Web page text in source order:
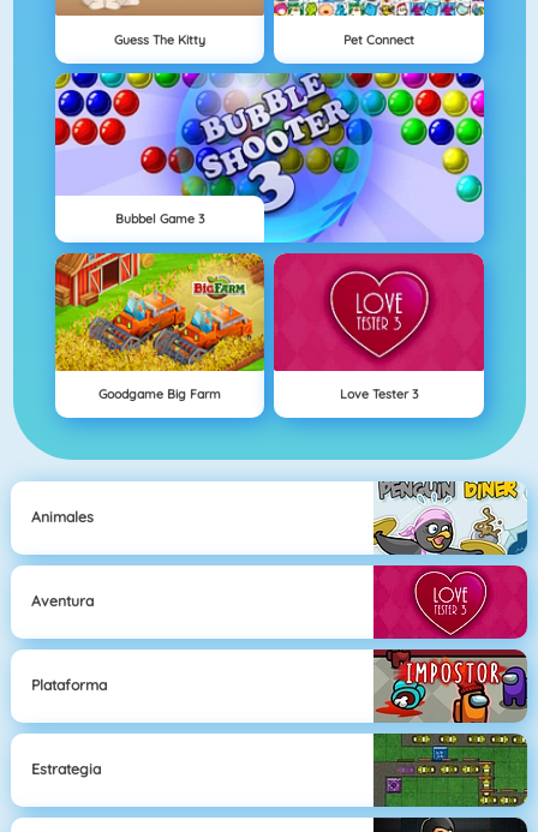
Guess The Kitty Pet Connect
Bubbel Game 3
Goodgame Big Farm Love Tester 3
Animales
Aventura
Plataforma
Estrategia